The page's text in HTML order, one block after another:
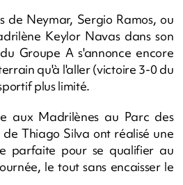
de Neymar, Sergio Ramos, ou
Keylor Navas dans son
Groupe A s'annonce encore
qu'à l'aller (victoire 3-0 du
plus limité.
aux Madrilènes au Parc des
de Thiago Silva ont réalisé une
parfaite pour se qualifier au
le tout sans encaisser le